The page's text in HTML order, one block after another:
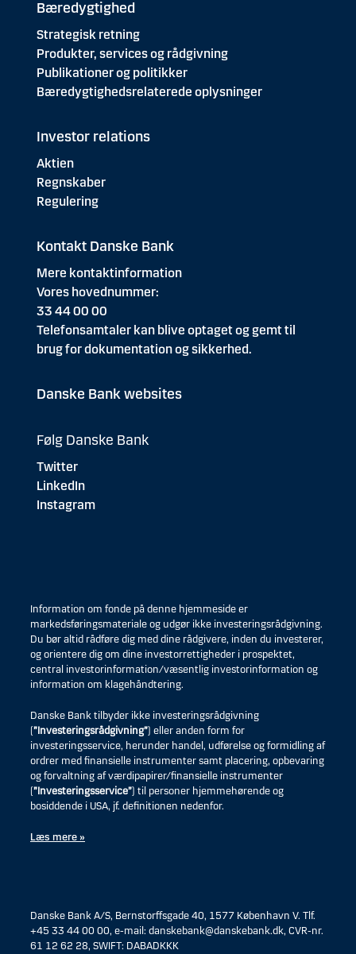
Bæredygtighed
Strategisk retning
Produkter, services og rådgivning
Publikationer og politikker
Bæredygtighedsrelaterede oplysninger
Investor relations
Aktien
Regnskaber
Regulering
Kontakt Danske Bank
Mere kontaktinformation
Vores hovednummer:
33 44 00 00
Telefonsamtaler kan blive optaget og gemt til
brug for dokumentation og sikkerhed.
Danske Bank websites
Følg Danske Bank
Twitter
LinkedIn
Instagram
Information om fonde på denne hjemmeside er
markedsføringsmateriale og udgør ikke investeringsrådgivning.
Du bør altid rådføre dig med dine rådgivere, inden du investerer,
og orientere dig om dine investorrettigheder i prospektet,
central investorinformation/væsentlig investorinformation og
information om klagehåndtering.
Danske Bank tilbyder ikke investeringsrådgivning
(”Investeringsrådgivning”) eller anden form for
investeringsservice, herunder handel, udførelse og formidling af
ordrer med finansielle instrumenter samt placering, opbevaring
og forvaltning af værdipapirer/finansielle instrumenter
(”Investeringsservice”) til personer hjemmehørende og
bosiddende i USA, jf. definitionen nedenfor.
Læs mere »
Danske Bank A/S, Bernstorffsgade 40, 1577 København V. Tlf.
+45 33 44 00 00, e-mail: danskebank@danskebank.dk, CVR-nr.
61 12 62 28, SWIFT: DABADKKK